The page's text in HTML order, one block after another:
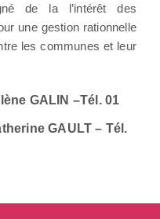
de la l’intérêt des
une gestion rationnelle
les communes et leur
GALIN –Tél. 01
GAULT – Tél.